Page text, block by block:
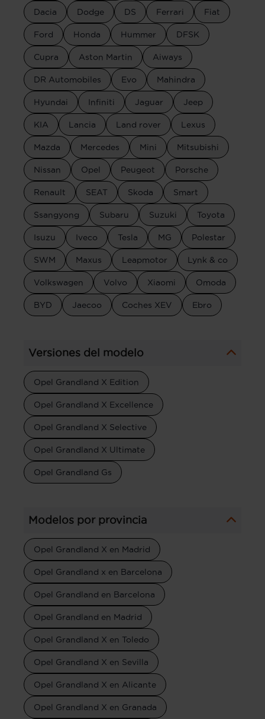
Dacia Dodge DS Ferrari Fiat
Ford Honda Hummer DFSK
Cupra Aston Martin Aiways
DR Automobiles Evo Mahindra
Hyundai Infiniti Jaguar Jeep
KIA Lancia Land rover Lexus
Mazda Mercedes Mini Mitsubishi
Nissan Opel Peugeot Porsche
Renault SEAT Skoda Smart
Ssangyong Subaru Suzuki Toyota
Isuzu Iveco Tesla MG Polestar
SWM Maxus Leapmotor Lynk & co
Volkswagen Volvo Xiaomi Omoda
BYD Jaecoo Coches XEV Ebro
Versiones del modelo
Opel Grandland X Edition
Opel Grandland X Excellence
Opel Grandland X Selective
Opel Grandland X Ultimate
Opel Grandland Gs
Modelos por provincia
Opel Grandland X en Madrid
Opel Grandland x en Barcelona
Opel Grandland en Barcelona
Opel Grandland en Madrid
Opel Grandland X en Toledo
Opel Grandland X en Sevilla
Opel Grandland X en Alicante
Opel Grandland X en Granada